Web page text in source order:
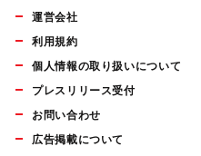
運営会社
利用規約
個人情報の取り扱いについて
プレスリリース受付
お問い合わせ
広告掲載について